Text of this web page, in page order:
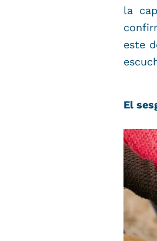
la
este
El